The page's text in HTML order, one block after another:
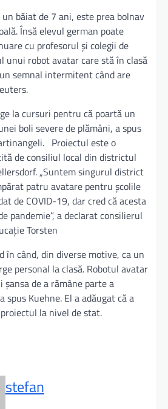
băiat de 7 ani, este prea bolnav
Însă elevul german poate
cu profesorul şi colegii de
unui robot avatar care stă în clasă
semnal intermitent când are
la cursuri pentru că poartă un
boli severe de plămâni, a spus
Proiectul este o
de consiliul local din districtul
„Suntem singurul district
patru avatare pentru şcolile
de COVID-19, dar cred că acesta
pandemie”, a declarat consilierul
Torsten
în când, din diverse motive, ca un
personal la clasă. Robotul avatar
de a rămâne parte a
spus Kuehne. El a adăugat că a
la nivel de stat.
stefan